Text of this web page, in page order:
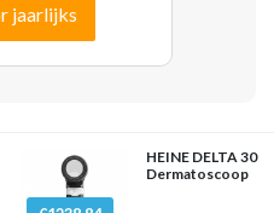
jaarlijks
HEINE DELTA 30
Dermatoscoop